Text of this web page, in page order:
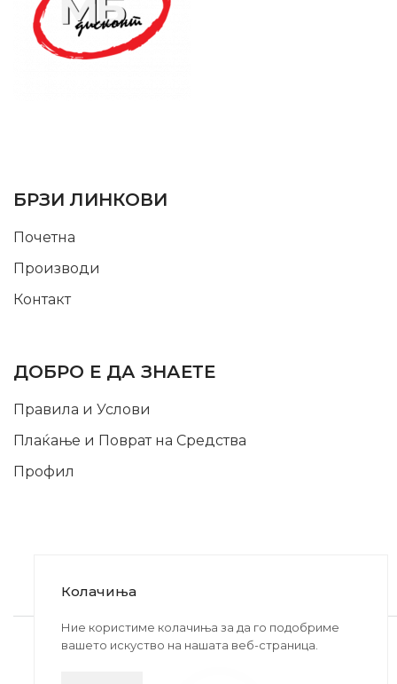
БРЗИ ЛИНКОВИ
Почетна
Производи
Контакт
ДОБРО Е ДА ЗНАЕТЕ
Правила и Услови
Плаќање и Поврат на Средства
Профил
2020-2024 © MB DISKONT. Изработено од
БРАМИТ ДООЕЛ
Колачиња
Ние користиме колачиња за да го подобриме
вашето искуство на нашата веб-страница.